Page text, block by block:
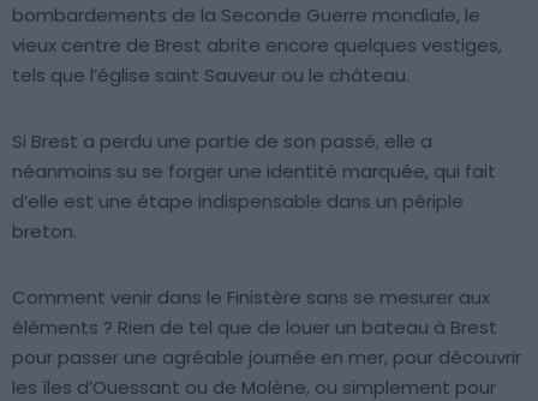
bombardements de la Seconde Guerre mondiale, le
vieux centre de Brest abrite encore quelques vestiges,
tels que l’église saint Sauveur ou le château.
Si Brest a perdu une partie de son passé, elle a
néanmoins su se forger une identité marquée, qui fait
d’elle est une étape indispensable dans un périple
breton.
Comment venir dans le Finistère sans se mesurer aux
éléments ? Rien de tel que de louer un bateau à Brest
pour passer une agréable journée en mer, pour découvrir
les îles d’Ouessant ou de Molène, ou simplement pour